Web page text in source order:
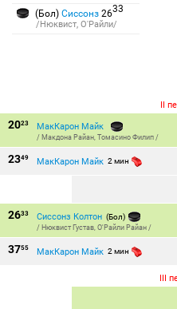
(Бол) Сиссонз 2633
/Нюквист, О'Райли/
II
2023 МакКарон Майк
/ Макдона Райан, Томасино Филип /
2349 МакКарон Майк 2 мин
2633 Сиссонз Колтон (Бол)
/ Нюквист Густав, О'Райли Райан /
3755 МакКарон Майк 2 мин
III